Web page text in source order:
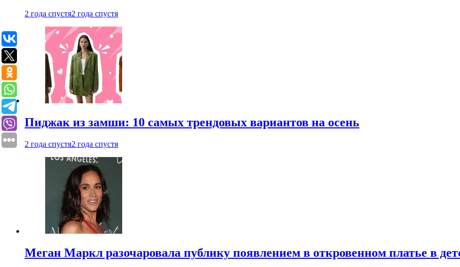
2 года спустя2 года спустя
Пиджак из замши: 10 самых трендовых вариантов на осень
2 года спустя2 года спустя
Меган Маркл разочаровала публику появлением в откровенном платье в